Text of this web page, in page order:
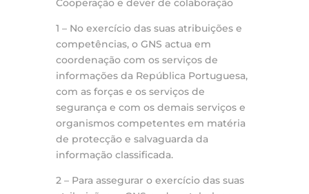
Cooperação e dever de colaboração
1 – No exercício das suas atribuições e
competências, o GNS actua em
coordenação com os serviços de
informações da República Portuguesa,
com as forças e os serviços de
segurança e com os demais serviços e
organismos competentes em matéria
de protecção e salvaguarda da
informação classificada.
2 – Para assegurar o exercício das suas